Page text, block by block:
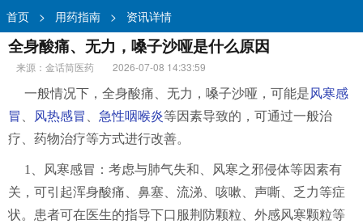
首页 > 用药指南 > 资讯详情
全身酸痛、无力，嗓子沙哑是什么原因
来源：金话筒医药
2026-07-08 14:33:59
一般情况下，全身酸痛、无力，嗓子沙哑，可能是风寒感
冒
风热感冒 急性咽喉炎等因素导致的，可通过一般治
疗、药物治疗等方式进行改善。
1、风寒感冒：考虑与肺气失和、风寒之邪侵体等因素有
关，可引起浑身酸痛、鼻塞、流涕、咳嗽、声嘶、乏力等症
状。患者可在医生的指导下口服荆防颗粒、外感风寒颗粒等